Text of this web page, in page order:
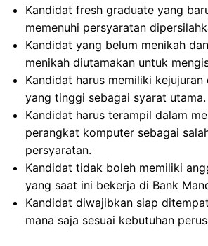
Kandidat fresh graduate yang
memenuhi persyaratan
Kandidat yang belum menikah
menikah diutamakan untuk
Kandidat harus memiliki
yang tinggi sebagai syarat utama.
Kandidat harus terampil dalam
perangkat komputer sebagai
persyaratan.
Kandidat tidak boleh memiliki
yang saat ini bekerja di Bank
Kandidat diwajibkan siap
mana saja sesuai kebutuhan